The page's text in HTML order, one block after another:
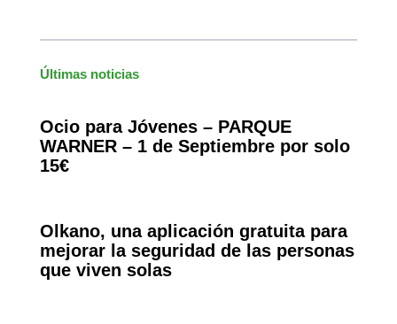
Últimas noticias
Ocio para Jóvenes – PARQUE
WARNER – 1 de Septiembre por solo
15€
Olkano, una aplicación gratuita para
mejorar la seguridad de las personas
que viven solas